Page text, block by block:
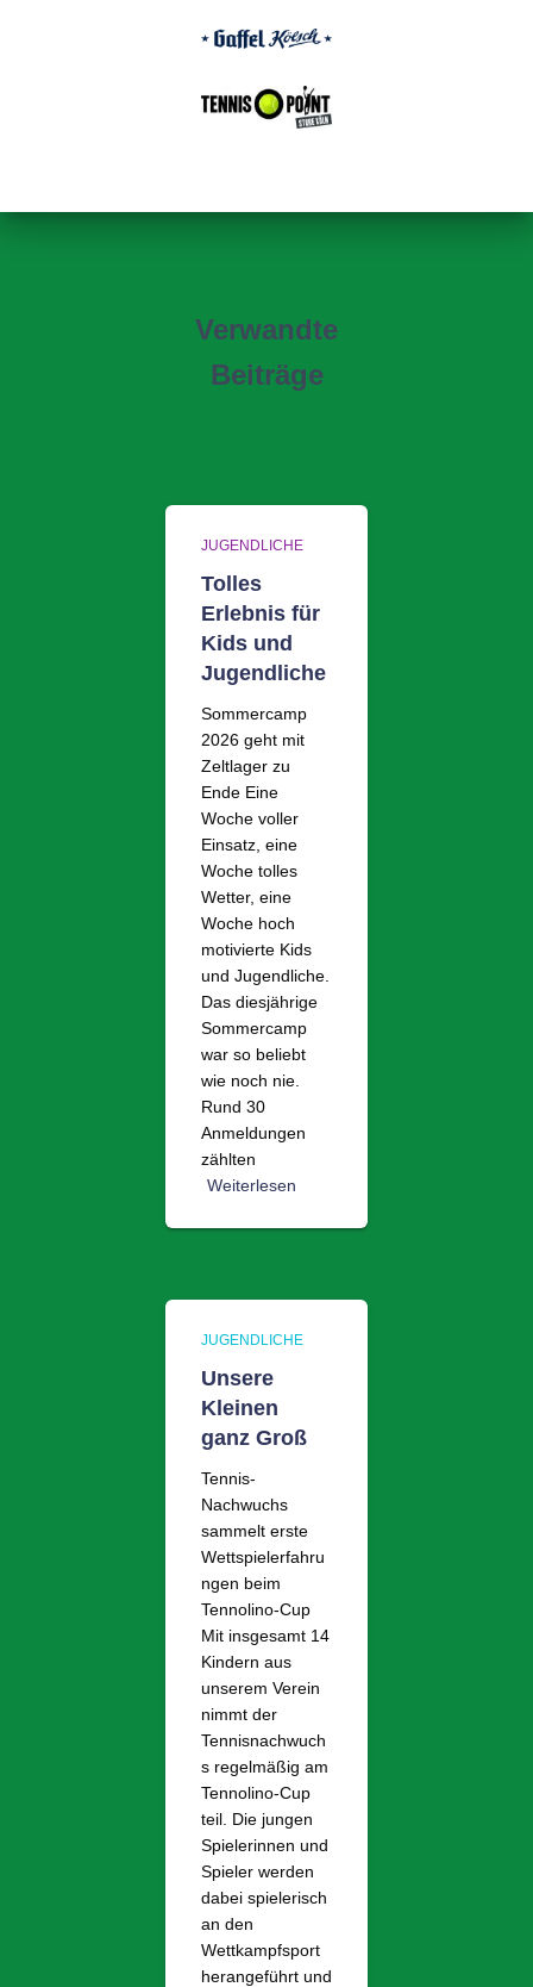
Verwandte
Beiträge
JUGENDLICHE
Tolles
Erlebnis für
Kids und
Jugendliche
Sommercamp
2026 geht mit
Zeltlager zu
Ende Eine
Woche voller
Einsatz, eine
Woche tolles
Wetter, eine
Woche hoch
motivierte Kids
und Jugendliche.
Das diesjährige
Sommercamp
war so beliebt
wie noch nie.
Rund 30
Anmeldungen
zählten
Weiterlesen
JUGENDLICHE
Unsere
Kleinen
ganz Groß
Tennis-
Nachwuchs
sammelt erste
Wettspielerfahru
ngen beim
Tennolino-Cup
Mit insgesamt 14
Kindern aus
unserem Verein
nimmt der
Tennisnachwuch
s regelmäßig am
Tennolino-Cup
teil. Die jungen
Spielerinnen und
Spieler werden
dabei spielerisch
an den
Wettkampfsport
herangeführt und